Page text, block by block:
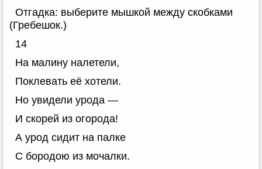
Отгадка: выберите мышкой между скобками
(Гребешок.)
14
На малину налетели,
Поклевать её хотели.
Но увидели урода —
И скорей из огорода!
А урод сидит на палке
С бородою из мочалки.